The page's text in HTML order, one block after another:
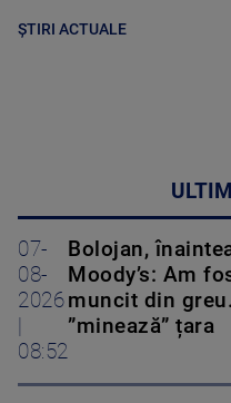
ȘTIRI ACTUALE
07-
08-
2026
08:52
Bolojan,
Moody’s: Am
muncit din
”minează” țara